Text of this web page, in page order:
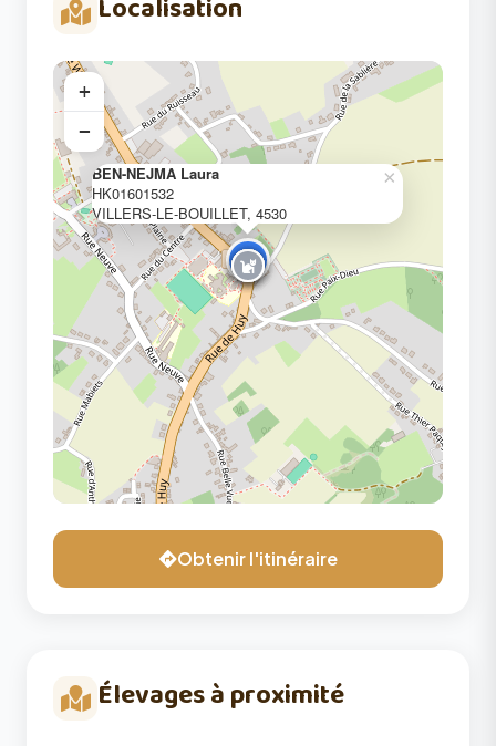
Localisation
BEN-NEJMA Laura
HK01601532
VILLERS-LE-BOUILLET, 4530
×
+
−
Obtenir l'itinéraire
Élevages à proximité